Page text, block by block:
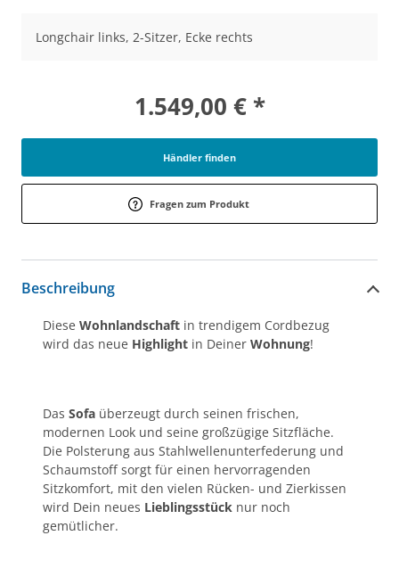
Longchair links, 2-Sitzer, Ecke rechts
1.549,00 € *
Händler finden
Fragen zum Produkt
Beschreibung
Diese Wohnlandschaft in trendigem Cordbezug
wird das neue Highlight in Deiner Wohnung!
Das Sofa überzeugt durch seinen frischen,
modernen Look und seine großzügige Sitzfläche.
Die Polsterung aus Stahlwellenunterfederung und
Schaumstoff sorgt für einen hervorragenden
Sitzkomfort, mit den vielen Rücken- und Zierkissen
wird Dein neues Lieblingsstück nur noch
gemütlicher.